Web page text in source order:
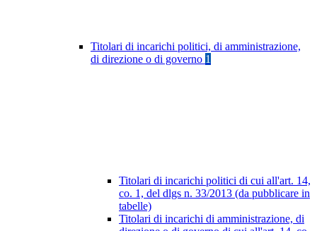
Titolari di incarichi politici, di amministrazione,
di direzione o di governo 1
Titolari di incarichi politici di cui all'art. 14,
co. 1, del dlgs n. 33/2013 (da pubblicare in
tabelle)
Titolari di incarichi di amministrazione, di